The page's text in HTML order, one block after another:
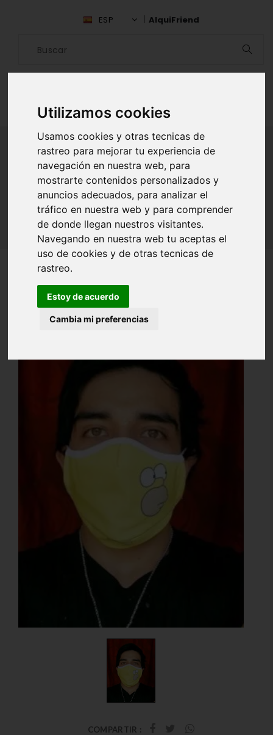
Utilizamos cookies
Usamos cookies y otras tecnicas de
rastreo para mejorar tu experiencia de
navegación en nuestra web, para
mostrarte contenidos personalizados y
anuncios adecuados, para analizar el
tráfico en nuestra web y para comprender
de donde llegan nuestros visitantes.
Navegando en nuestra web tu aceptas el
uso de cookies y de otras tecnicas de
rastreo.
Estoy de acuerdo
Cambia mi preferencias
ESP AlquiFriend
ALQUILAR AMIGO
Inicio Amigos Huánuco Eduardo Beraun Rojas
COMPARTIR :